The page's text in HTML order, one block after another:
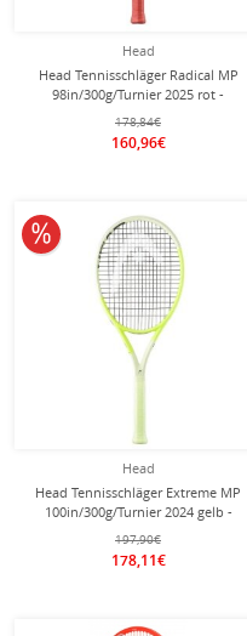
Head
Head Tennisschläger Radical MP
98in/300g/Turnier 2025 rot -
unbesaitet -
178,84€
160,96€
Head
Head Tennisschläger Extreme MP
100in/300g/Turnier 2024 gelb -
unbesaitet -
197,90€
178,11€
10% reduziert